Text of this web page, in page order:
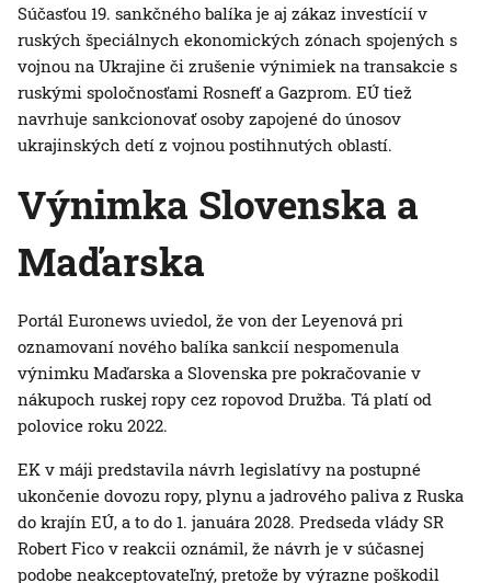
Súčasťou 19. sankčného balíka je aj zákaz investícií v
ruských špeciálnych ekonomických zónach spojených s
vojnou na Ukrajine či zrušenie výnimiek na transakcie s
ruskými spoločnosťami Rosnefť a Gazprom. EÚ tiež
navrhuje sankcionovať osoby zapojené do únosov
ukrajinských detí z vojnou postihnutých oblastí.
Výnimka Slovenska a
Maďarska
Portál Euronews uviedol, že von der Leyenová pri
oznamovaní nového balíka sankcií nespomenula
výnimku Maďarska a Slovenska pre pokračovanie v
nákupoch ruskej ropy cez ropovod Družba. Tá platí od
polovice roku 2022.
EK v máji predstavila návrh legislatívy na postupné
ukončenie dovozu ropy, plynu a jadrového paliva z Ruska
do krajín EÚ, a to do 1. januára 2028. Predseda vlády SR
Robert Fico v reakcii oznámil, že návrh je v súčasnej
podobe neakceptovateľný, pretože by výrazne poškodil